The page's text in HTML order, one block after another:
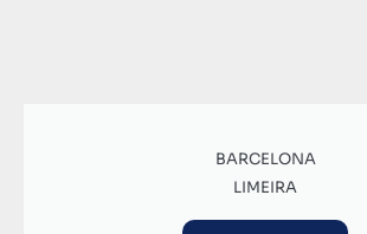
BARCELONA
LIMEIRA